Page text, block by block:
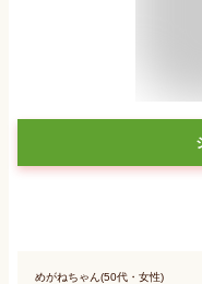
めがねちゃん(50代・女性)